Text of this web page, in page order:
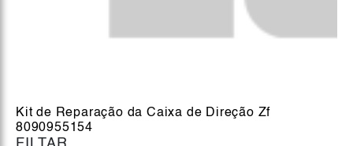
Kit de Reparação da Caixa de Direção Zf
8090955154